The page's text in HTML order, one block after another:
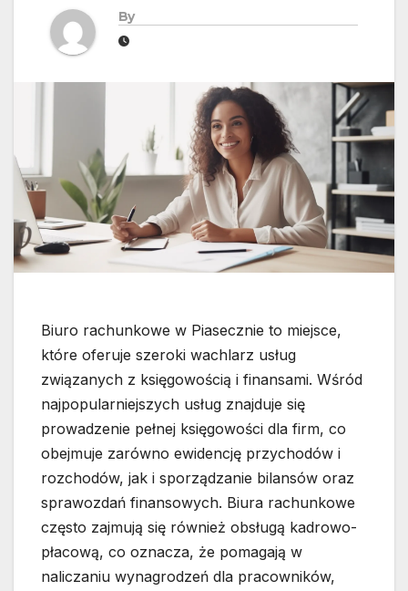
By
Biuro rachunkowe w Piasecznie to miejsce,
które oferuje szeroki wachlarz usług
związanych z księgowością i finansami. Wśród
najpopularniejszych usług znajduje się
prowadzenie pełnej księgowości dla firm, co
obejmuje zarówno ewidencję przychodów i
rozchodów, jak i sporządzanie bilansów oraz
sprawozdań finansowych. Biura rachunkowe
często zajmują się również obsługą kadrowo-
płacową, co oznacza, że pomagają w
naliczaniu wynagrodzeń dla pracowników,